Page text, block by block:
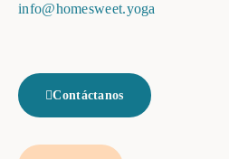
info@homesweet.yoga
Contáctanos